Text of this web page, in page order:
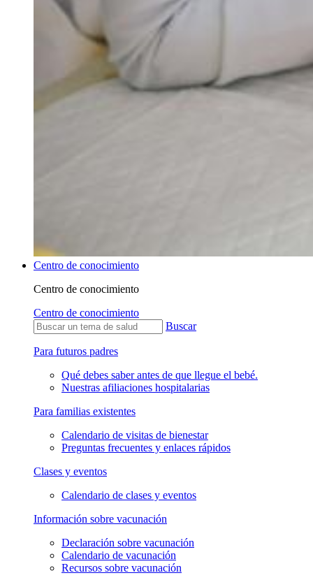
Centro de conocimiento
Centro de conocimiento
Centro de conocimiento
Buscar
Para futuros padres
Qué debes saber antes de que llegue el bebé.
Nuestras afiliaciones hospitalarias
Para familias existentes
Calendario de visitas de bienestar
Preguntas frecuentes y enlaces rápidos
Clases y eventos
Calendario de clases y eventos
Información sobre vacunación
Declaración sobre vacunación
Calendario de vacunación
Recursos sobre vacunación